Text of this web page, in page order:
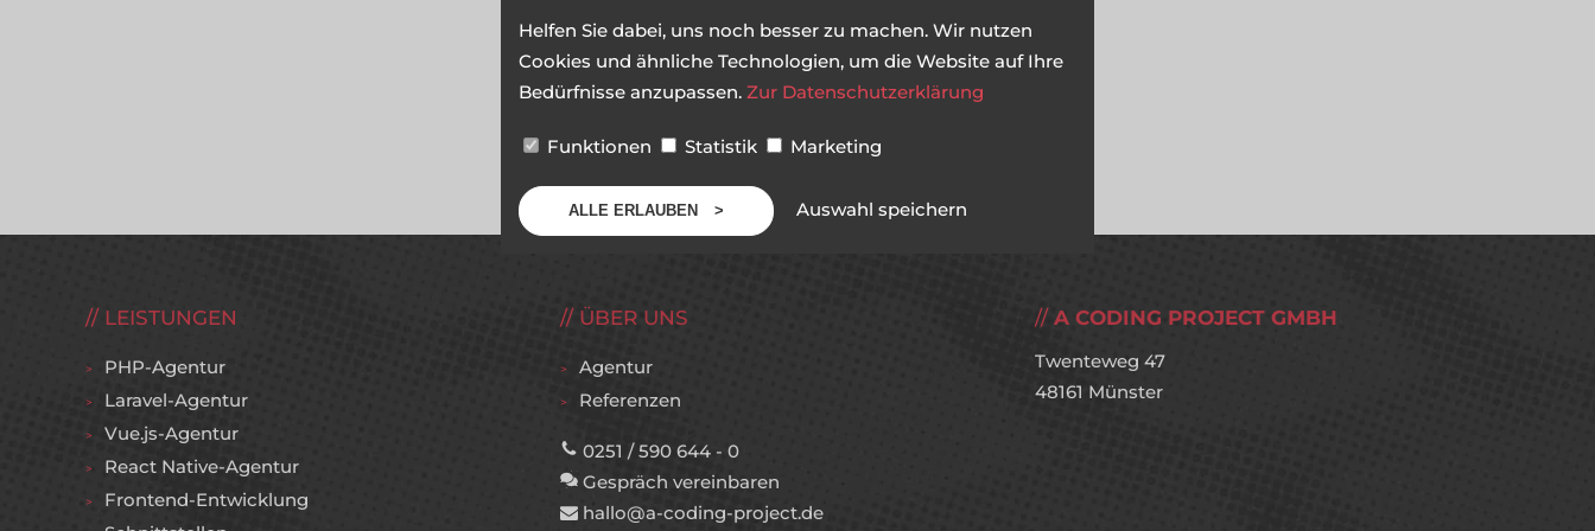
LEISTUNGEN
PHP-Agentur
Laravel-Agentur
Vue.js-Agentur
React Native-Agentur
Frontend-Entwicklung
ÜBER UNS
Agentur
Referenzen
0251 / 590 644 - 0
Gespräch vereinbaren
hallo@a-coding-project.de
A CODING PROJECT GMBH
Twenteweg 47
48161 Münster
Helfen Sie dabei, uns noch besser zu machen. Wir nutzen
Cookies und ähnliche Technologien, um die Website auf Ihre
Bedürfnisse anzupassen. Zur Datenschutzerklärung
Funktionen Statistik Marketing
ALLE ERLAUBEN Auswahl speichern